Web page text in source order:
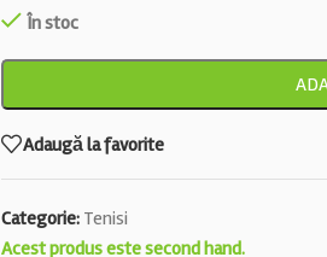
În stoc
Adaugă la favorite
Categorie: Tenisi
Acest produs este second hand.